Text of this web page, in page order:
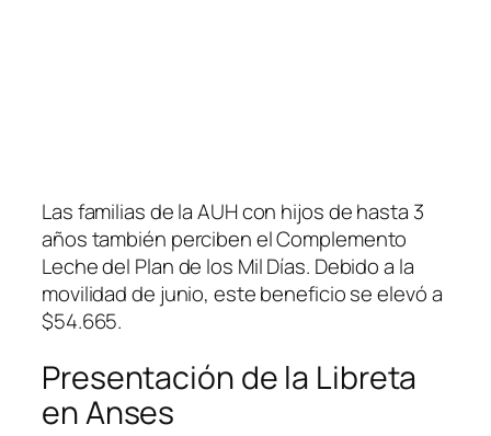
Las familias de la AUH con hijos de hasta 3
años también perciben el Complemento
Leche del Plan de los Mil Días. Debido a la
movilidad de junio, este beneficio se elevó a
$54.665.
Presentación de la Libreta
en Anses